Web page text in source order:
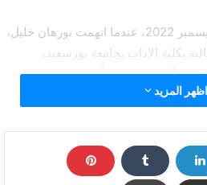
وتعود وقائع القضية إلى 14 ديسمبر 2022، عندما اتهمت نورهان خليل،
20 عاماً وطالبة بكلية الآداب بجامعة بورسعيد،
بالتواطؤ مع طفل لم يتجاوز 15 عاماً، وصف إعلامياً بـ«الطفل
(42 عاماً).
وكانت محكمة جنايات بورسعيد قد قضت في 18 فبراير 2023 بإعدام
محكمة جنايات الأحداث بإيداع الطفل
الأحداث.
اظهر المزيد